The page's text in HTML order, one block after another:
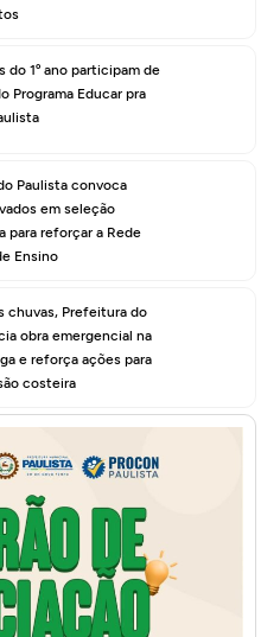
do 1º ano participam de
Programa Educar pra
Paulista convoca
em seleção
para reforçar a Rede
Ensino
chuvas, Prefeitura do
obra emergencial na
e reforça ações para
costeira